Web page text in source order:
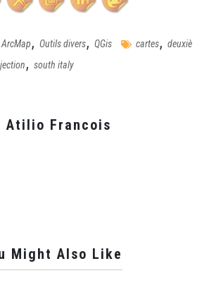
ArcMap, Outils divers, QGis cartes, deuxiè
, south italy
Atilio Francois
Might Also Like